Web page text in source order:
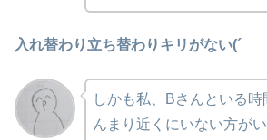
入れ替わり立ち替わりキリがない(´_
しかも私、Bさんといる
んまり近くにいない方が